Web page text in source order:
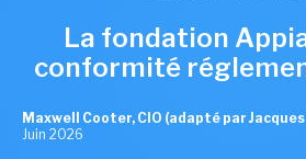
La fondation
conformité
Maxwell Cooter, CIO (adapté par
Juin 2026